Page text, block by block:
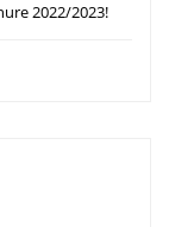
2022/2023!